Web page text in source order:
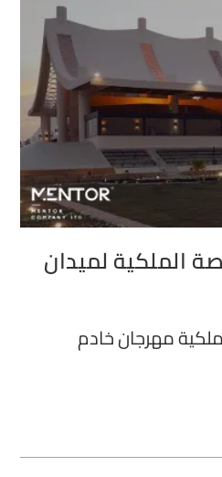
الملكية لميدان
مهرجان خادم